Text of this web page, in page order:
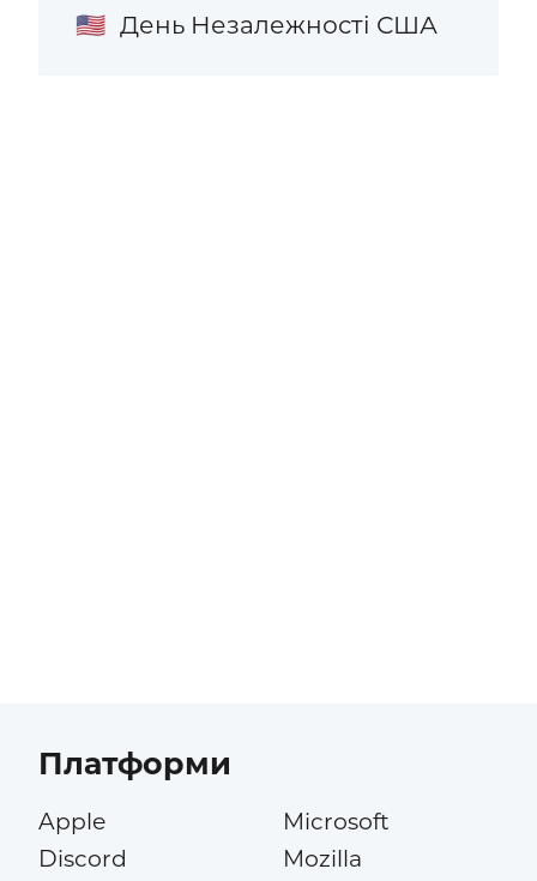
🇺🇸 День Незалежності США
Платформи
Apple
Discord
Microsoft
Mozilla